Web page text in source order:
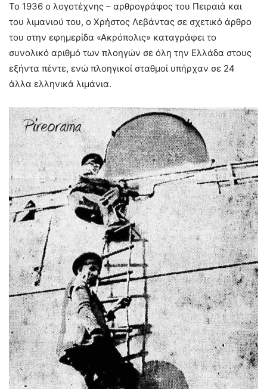
Το 1936 ο λογοτέχνης – αρθρογράφος του Πειραιά και
του λιμανιού του, ο Χρήστος Λεβάντας σε σχετικό άρθρο
του στην εφημερίδα «Ακρόπολις» καταγράφει το
συνολικό αριθμό των πλοηγών σε όλη την Ελλάδα στους
εξήντα πέντε, ενώ πλοηγικοί σταθμοί υπήρχαν σε 24
άλλα ελληνικά λιμάνια.